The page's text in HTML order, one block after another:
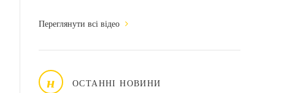
Переглянути всі відео
н ОСТАННІ НОВИНИ